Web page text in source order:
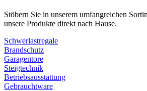
Stöbern Sie in unserem umfangreichen
unsere Produkte direkt nach Hause.
Schwerlastregale
Brandschutz
Garagentore
Steigtechnik
Betriebsausstattung
Gebrauchtware